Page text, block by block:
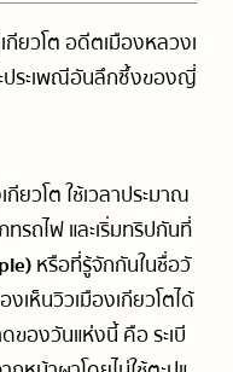
กียวโต อดีตเมืองหลวงเ
ระเพณีอันลึกซึ้งของญี่
ยวโต ใช้เวลาประมาณ
รถไฟ และเริ่มทริปกันที่
หรือที่รู้จักกันในชื่อวั
เห็นวิวเมืองเกียวโตได้
ของวันแห่งนี้ คือ ระเบี